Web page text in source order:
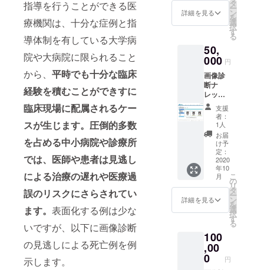
指導を行うことができる医
療機関は、十分な症例と指
導体制を有している大学病
院や大病院に限られること
から、 平時でも十分な臨床
経験を積むことができすに
臨床現場に配属されるケー
スが生じます。圧倒的多数
を占める中小病院や診療所
では、医師や患者は見逃し
による治療の遅れや医療過
誤のリスクにさらされてい
ます。 表面化する例は少な
いですが、以下に画像診断
の見逃しによる死亡例を例
示します。
として活動
していま
詳細を見る
タ
ー
ン
を
選
択
す
る
50,
000 円
画像診
断ナ
レッジ
サービ
ス「読
影指
南」利
用権
（ご希
望の1モ
ダリ
ティー
半年間
(2020.1
1.1.～
2021.4.
たは集
英社コ
ミック
「ラジ
支援
者：
1人
お届
け予
定：
2020
年10
月
詳細を見る
こ
の
リ
タ
ー
ン
を
選
択
す
る
100
,00
0 円